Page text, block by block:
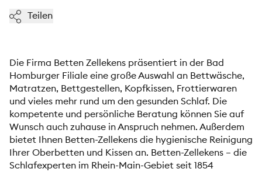
Teilen
Die Firma Betten Zellekens präsentiert in der Bad
Homburger Filiale eine große Auswahl an Bettwäsche,
Matratzen, Bettgestellen, Kopfkissen, Frottierwaren
und vieles mehr rund um den gesunden Schlaf. Die
kompetente und persönliche Beratung können Sie auf
Wunsch auch zuhause in Anspruch nehmen. Außerdem
bietet Ihnen Betten-Zellekens die hygienische Reinigung
Ihrer Oberbetten und Kissen an. Betten-Zellekens – die
Schlafexperten im Rhein-Main-Gebiet seit 1854